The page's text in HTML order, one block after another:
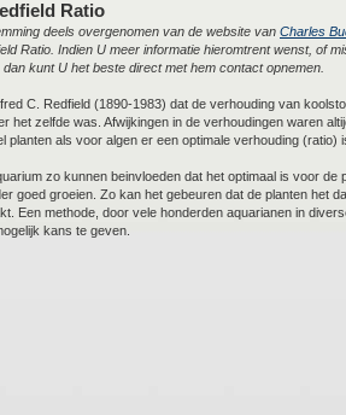
Ratio
deels overgenomen van de website van Charles
Ratio. Indien U meer informatie hieromtrent wenst, of
kunt U het beste direct met hem contact opnemen.
C. Redfield (1890-1983) dat de verhouding van
het zelfde was. Afwijkingen in de verhoudingen waren
planten als voor algen er een optimale verhouding (ratio)
zo kunnen beinvloeden dat het optimaal is voor de
goed groeien. Zo kan het gebeuren dat de planten het
Een methode, door vele honderden aquarianen in
kans te geven.